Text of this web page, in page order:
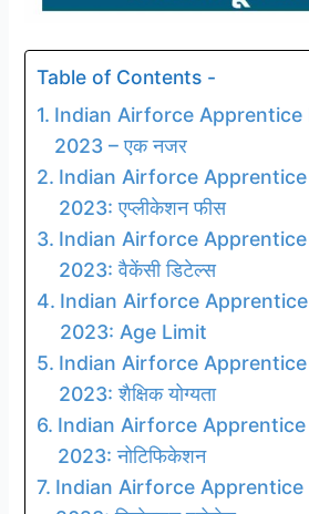
Table of Contents -
Indian Airforce Apprentice
2023 – एक नजर
Indian Airforce
2023: एप्लीकेशन फीस
Indian Airforce
2023: वैकेंसी डिटेल्स
Indian Airforce
2023: Age Limit
Indian Airforce
2023: शैक्षिक योग्यता
Indian Airforce
2023: नोटिफिकेशन
Indian Airforce Apprentice